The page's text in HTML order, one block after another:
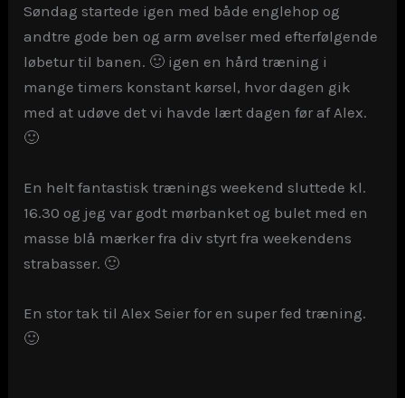
Søndag startede igen med både englehop og
andtre gode ben og arm øvelser med efterfølgende
løbetur til banen. 🙂 igen en hård træning i
mange timers konstant kørsel, hvor dagen gik
med at udøve det vi havde lært dagen før af Alex.
🙂
En helt fantastisk trænings weekend sluttede kl.
16.30 og jeg var godt mørbanket og bulet med en
masse blå mærker fra div styrt fra weekendens
strabasser. 🙂
En stor tak til Alex Seier for en super fed træning.
🙂